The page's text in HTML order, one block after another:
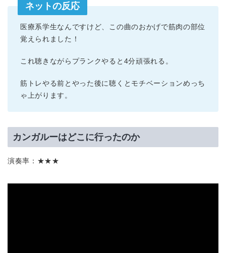
ネットの反応
医療系学生なんですけど、この曲のおかげで筋肉の部位
覚えられました！
これ聴きながらプランクやると4分頑張れる。
筋トレやる前とやった後に聴くとモチベーションめっち
ゃ上がります。
カンガルーはどこに行ったのか
演奏率：★★★